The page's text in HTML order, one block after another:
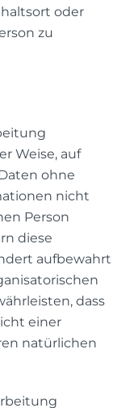
oder
zu
Weise, auf
ohne
nicht
Person
diese
aufbewahrt
dass
einer
natürlichen